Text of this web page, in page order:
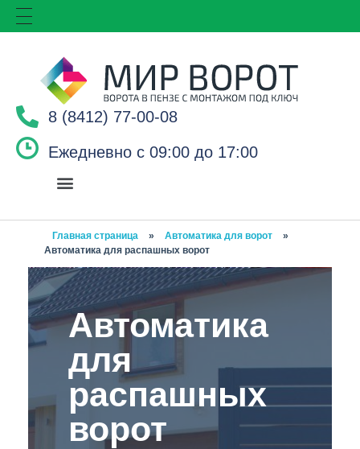
8 (8412) 77-00-08
Ежедневно с 09:00 до 17:00
Главная страница » Автоматика для ворот
»
Автоматика для распашных ворот
Автоматика
для
распашных
ворот